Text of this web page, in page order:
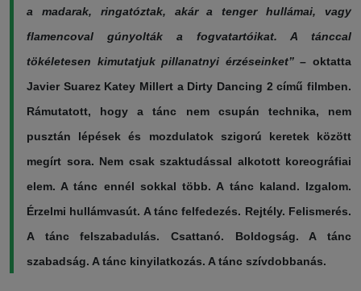
a madarak, ringatóztak, akár a tenger hullámai, vagy
flamencoval gúnyolták a fogvatartóikat. A tánccal
tökéletesen kimutatjuk pillanatnyi érzéseinket”– oktatta
Javier Suarez Katey Millert a Dirty Dancing 2 című filmben.
Rámutatott, hogy a tánc nem csupán technika, nem
pusztán lépések és mozdulatok szigorú keretek között
megírt sora. Nem csak szaktudással alkotott koreográfiai
elem. A tánc ennél sokkal több. A tánc kaland. Izgalom.
Érzelmi hullámvasút. A tánc felfedezés. Rejtély. Felismerés.
A tánc felszabadulás. Csattanó. Boldogság. A tánc
szabadság. A tánc kinyilatkozás. A tánc szívdobbanás.